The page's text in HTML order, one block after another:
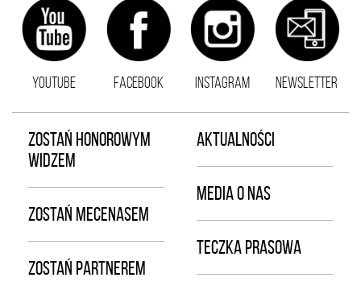
YOUTUBE FACEBOOK INSTAGRAM NEWSLETTER
ZOSTAŃ HONOROWYM
WIDZEM
ZOSTAŃ MECENASEM
ZOSTAŃ PARTNEREM
AKTUALNOŚCI
MEDIA O NAS
TECZKA PRASOWA